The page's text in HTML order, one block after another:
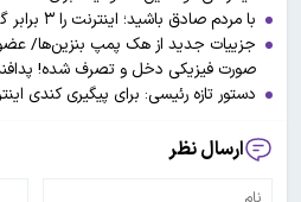
با مردم صادق باشید؛ اینترنت را ۳ برابر گران کرده اید نه ۳۰ درصد
جزییات جدید از هک پمپ بنزین‌ها/
صورت فیزیکی دخل و تصرف شده!
دستور تازه رئیسی: برای پیگیری کندی
ارسال نظر